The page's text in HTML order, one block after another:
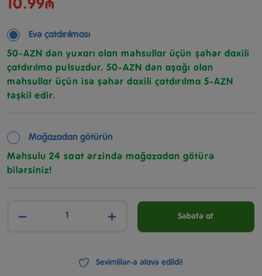
10.99₼
Evə çatdırılması
50-AZN dən yuxarı olan məhsullar üçün şəhər daxili
çatdırılma pulsuzdur. 50-AZN dən aşağı olan
məhsullar üçün isə şəhər daxili çatdırılma 5-AZN
təşkil edir.
Mağazadan götürün
Məhsulu 24 saat ərzində mağazadan götürə
bilərsiniz!
− + Səbətə at
Sevimlilər-ə əlavə edildi!